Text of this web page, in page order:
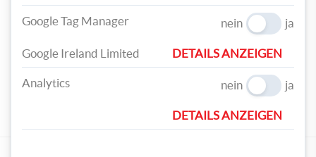
Google Tag Manager nein ja
Google Ireland Limited DETAILS ANZEIGEN
Analytics nein ja
DETAILS ANZEIGEN